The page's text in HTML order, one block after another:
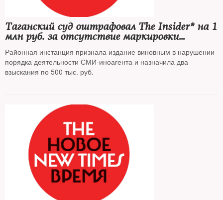
Таганский суд оштрафовал The Insider* на 1
млн руб. за отсутствие маркировки
«иноагента»
Районная инстанция признала издание виновным в нарушении
порядка деятельности СМИ-иноагента и назначила два
взыскания по 500 тыс. руб.